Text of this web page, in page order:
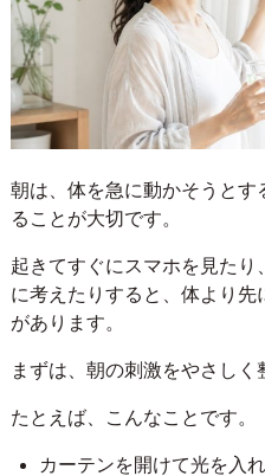
朝は、体を急に動かそうと
ることが大切です。
起きてすぐにスマホを見た
に考えたりすると、体より先
があります。
まずは、朝の刺激をやさしく
たとえば、こんなことです。
カーテンを開けて光を入